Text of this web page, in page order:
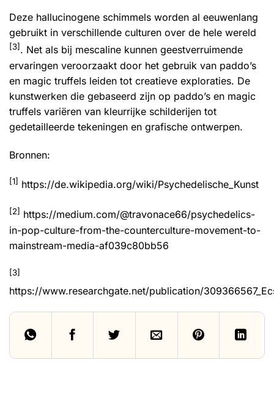
Deze hallucinogene schimmels worden al eeuwenlang
gebruikt in verschillende culturen over de hele wereld
[3]. Net als bij mescaline kunnen geestverruimende
ervaringen veroorzaakt door het gebruik van paddo’s
en magic truffels leiden tot creatieve exploraties. De
kunstwerken die gebaseerd zijn op paddo’s en magic
truffels variëren van kleurrijke schilderijen tot
gedetailleerde tekeningen en grafische ontwerpen.
Bronnen:
[1] https://de.wikipedia.org/wiki/Psychedelische_Kunst
[2] https://medium.com/@travonace66/psychedelics-
in-pop-culture-from-the-counterculture-movement-to-
mainstream-media-af039c80bb56
[3]
https://www.researchgate.net/publication/